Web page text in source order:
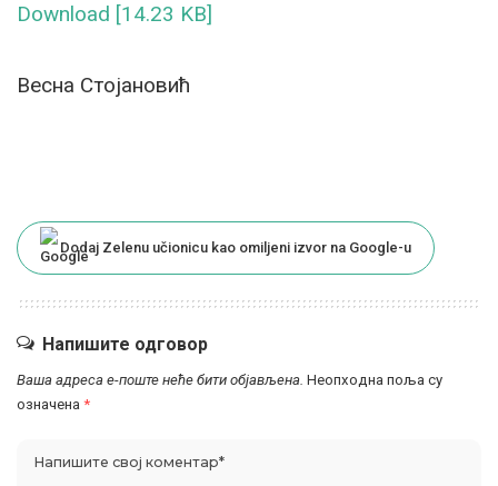
Download [14.23 KB]
Весна Стојановић
Dodaj Zelenu učionicu kao omiljeni izvor na Google-u
Напишите одговор
Ваша адреса е-поште неће бити објављена. Неопходна поља су
означена *